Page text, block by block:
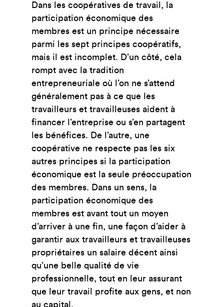
Dans les coopératives de travail, la
participation économique des
membres est un principe nécessaire
parmi les sept principes coopératifs,
mais il est incomplet. D’un côté, cela
rompt avec la tradition
entrepreneuriale où l’on ne s’attend
généralement pas à ce que les
travailleurs et travailleuses aident à
financer l’entreprise ou s’en partagent
les bénéfices. De l’autre, une
coopérative ne respecte pas les six
autres principes si la participation
économique est la seule préoccupation
des membres. Dans un sens, la
participation économique des
membres est avant tout un moyen
d’arriver à une fin, une façon d’aider à
garantir aux travailleurs et travailleuses
propriétaires un salaire décent ainsi
qu’une belle qualité de vie
professionnelle, tout en leur assurant
que leur travail profite aux gens, et non
au capital.